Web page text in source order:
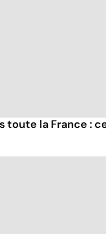
toute la France :